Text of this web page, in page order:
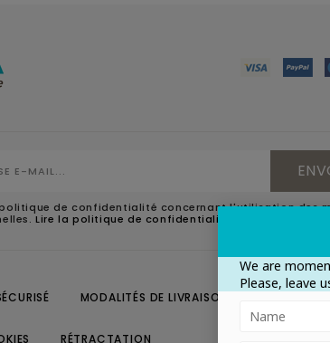
de confidentialité concernant l'utilisation des
Lire la politique de confidentialité
MODALITÉS DE LIVRAISON
RÉTRACTATION
We are
Please, leave